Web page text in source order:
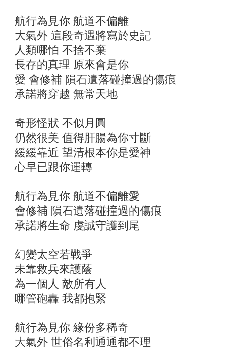
航行為見你 航道不偏離
大氣外 這段奇遇將寫於史記
人類哪怕 不捨不棄
長存的真理 原來會是你
愛 會修補 隕石遺落碰撞過的傷痕
承諾將穿越 無常天地
奇形怪狀 不似月圓
仍然很美 值得肝腸為你寸斷
緩緩靠近 望清根本你是愛神
心早已跟你運轉
航行為見你 航道不偏離愛
會修補 隕石遺落碰撞過的傷痕
承諾將生命 虔誠守護到尾
幻變太空若戰爭
未靠救兵來護蔭
為一個人 敵所有人
哪管砲轟 我都抱緊
航行為見你 緣份多稀奇
大氣外 世俗名利通通都不理